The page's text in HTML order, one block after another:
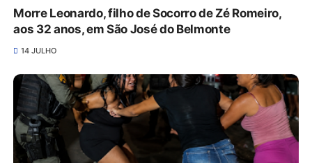
Morre Leonardo, filho de Socorro de Zé Romeiro,
aos 32 anos, em São José do Belmonte
14 JULHO